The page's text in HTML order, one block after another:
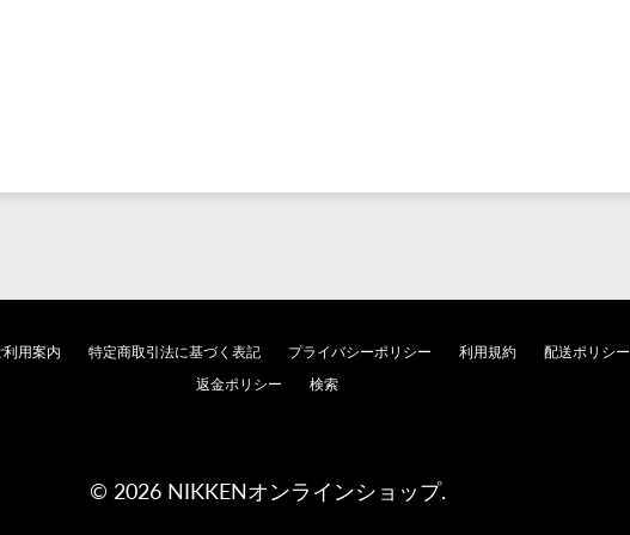
利用案内 特定商取引法に基づく表記 プライバシーポリシー 利用規約
配送ポリシー
返金ポリシー
検索
© 2026 NIKKENオンラインショップ.